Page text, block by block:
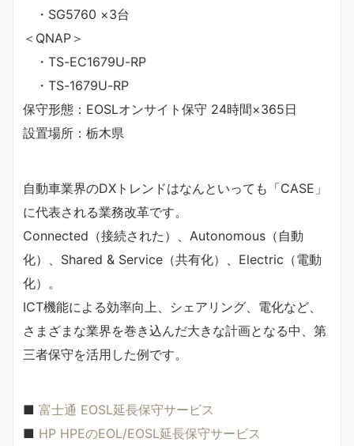
・SG5760 ×3台
＜QNAP＞
・TS-EC1679U-RP
・TS-1679U-RP
保守形態：EOSLオンサイト保守 24時間×365日
設置場所：栃木県
自動車業界のDXトレンドはなんといっても「CASE」
に代表される業務改革です。
Connected（接続された）、Autonomous（自動
化）、Shared & Service（共有化）、Electric（電動
化）。
ICT機能による効率向上、シェアリング、電化など、
さまざまな業界を巻き込んだ大きな計画となる中、第
三者保守を活用した例です。
■ 富士通 EOSL延長保守サービス
■ HP HPEのEOL/EOSL延長保守サービス